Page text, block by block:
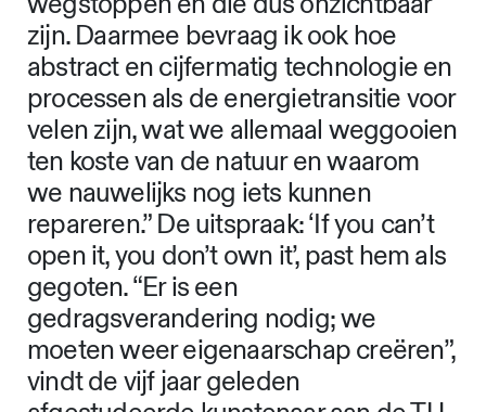
zijn. Daarmee bevraag ik ook hoe
abstract en cijfermatig technologie en
processen als de energietransitie voor
velen zijn, wat we allemaal weggooien
ten koste van de natuur en waarom
we nauwelijks nog iets kunnen
repareren.” De uitspraak: ‘If you can’t
open it, you don’t own it’, past hem als
gegoten. “Er is een
gedragsverandering nodig; we
moeten weer eigenaarschap creëren”,
vindt de vijf jaar geleden